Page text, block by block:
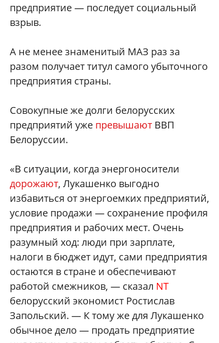
предприятие — последует социальный
взрыв.
А не менее знаменитый МАЗ раз за
разом получает титул самого убыточного
предприятия страны.
Совокупные же долги белорусских
предприятий уже превышают ВВП
Белоруссии.
«В ситуации, когда энергоносители
дорожают, Лукашенко выгодно
избавиться от энергоемких предприятий,
условие продажи — сохранение профиля
предприятия и рабочих мест. Очень
разумный ход: люди при зарплате,
налоги в бюджет идут, сами предприятия
остаются в стране и обеспечивают
работой смежников, — сказал NT
белорусский экономист Ростислав
Запольский. — К тому же для Лукашенко
обычное дело — продать предприятие